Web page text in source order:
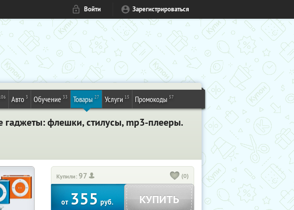
Войти Зарегистрироваться
Авто 3 Обучение 33 Товары 27 Услуги 15 Промокоды 57
гаджеты: флешки, стилусы, mp3-плееры.
Купили:97 (0)
от355руб. КУПИТЬ